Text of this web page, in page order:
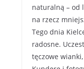
naturalną – od
na rzecz
Tego dnia
radosne.
tęczowe